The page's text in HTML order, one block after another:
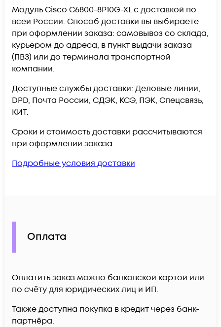
Модуль Cisco C6800-8P10G-XL c доставкой по
всей России. Способ доставки вы выбираете
при оформлении заказа: самовывоз со склада,
курьером до адреса, в пункт выдачи заказа
(ПВЗ) или до терминала транспортной
компании.
Доступные службы доставки: Деловые линии,
DPD, Почта России, СДЭК, КСЭ, ПЭК, Спецсвязь,
КИТ.
Сроки и стоимость доставки рассчитываются
при оформлении заказа.
Подробные условия доставки
Оплата
Оплатить заказ можно банковской картой или
по счёту для юридических лиц и ИП.
Также доступна покупка в кредит через банк-
партнёра.